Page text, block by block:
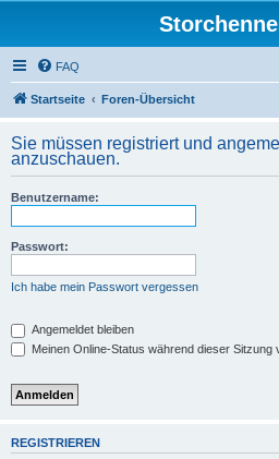
FAQ
Startseite Foren-Übersicht
Sie müssen registriert und
anzuschauen.
Benutzername:
Passwort:
Ich habe mein Passwort vergessen
Angemeldet bleiben
Meinen Online-Status während dieser Sitzung
REGISTRIEREN